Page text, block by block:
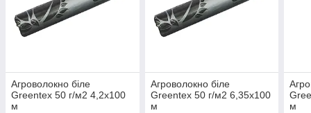
Агроволокно біле
Greentex 50 г/м2 4,2x100
м
Агроволокно біле
Greentex 50 г/м2 6,35x100
м
м